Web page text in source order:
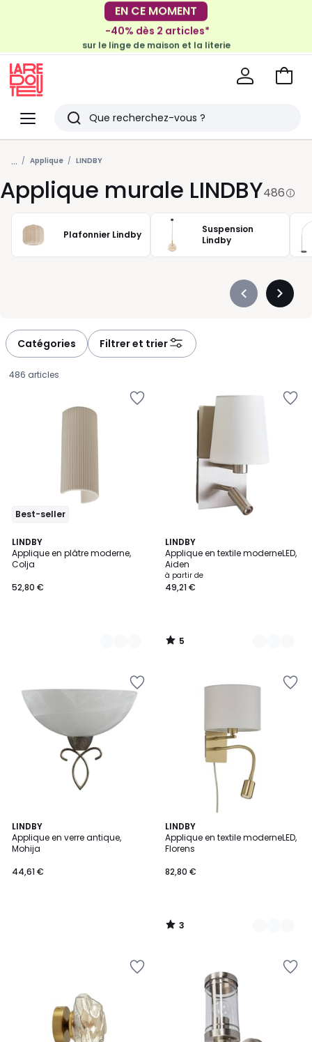
EN CE MOMENT
-30€ tous les 100€*
-40% dès 2 articles*
sur le linge de maison et la literie
Menu
Redoute
Rechercher
Derniers
articles
vus
Voir
... Applique LINDBY
Applique murale LINDBY486
Plafonnier Lindby
Suspension
Lindby
Précédent
Catégories Filtrer et trier
486 articles
Best-seller
LINDBY
Applique en plâtre moderne,
Colja
€.
52,80 €
3
Couleurs
LINDBY
Applique en textile moderneLED,
Aiden
à partir de
49,21 €
5
/
5
3
Couleurs
5
/
LINDBY
Applique en verre antique,
Mohija
44,61 €
LINDBY
Applique en textile moderneLED,
Florens
82,80 €
3
/
5
2
Couleurs
3
/